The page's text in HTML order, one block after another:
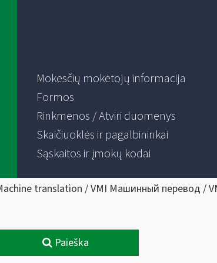
Mokesčių mokėtojų informacija
Formos
Rinkmenos / Atviri duomenys
Skaičiuoklės ir pagalbininkai
Sąskaitos ir įmokų kodai
translation / VMI Машинный перевод /
Paieška